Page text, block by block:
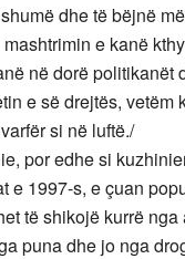
dhe të bëjnë
e kanë
në dorë politikanët
e së drejtës, vetëm
si në luftë./
por edhe si
e 1997-s, e çuan
të shikojë kurrë
puna dhe jo nga